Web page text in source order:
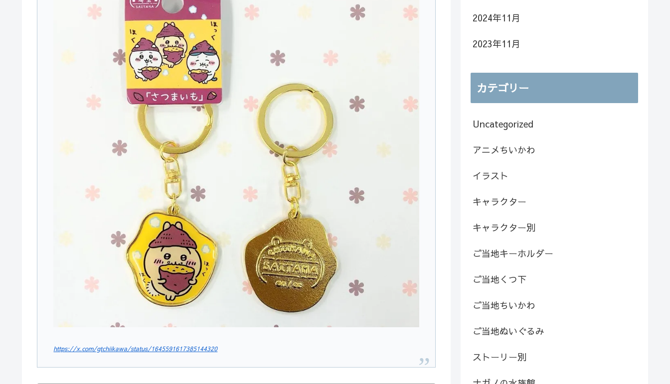
https://x.com/gtchiikawa/status/1645591617385144320
2024年11月
2023年11月
カテゴリー
Uncategorized
アニメちいかわ
イラスト
キャラクター
キャラクター別
ご当地キーホルダー
ご当地くつ下
ご当地ちいかわ
ご当地ぬいぐるみ
ストーリー別